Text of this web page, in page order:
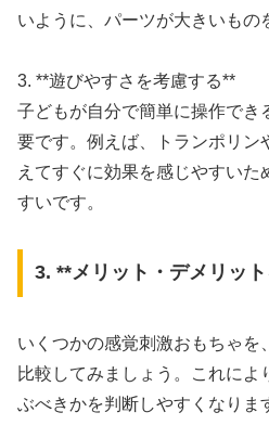
いように、パーツが大きいもの
3. **遊びやすさを考慮する**
子どもが自分で簡単に操作でき
要です。例えば、トランポリン
えてすぐに効果を感じやすい
すいです。
3. **メリット・デメリッ
いくつかの感覚刺激おもちゃを
比較してみましょう。これによ
ぶべきかを判断しやすくなりま